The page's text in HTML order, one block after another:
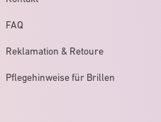
FAQ
Reklamation & Retoure
Pflegehinweise für Brillen